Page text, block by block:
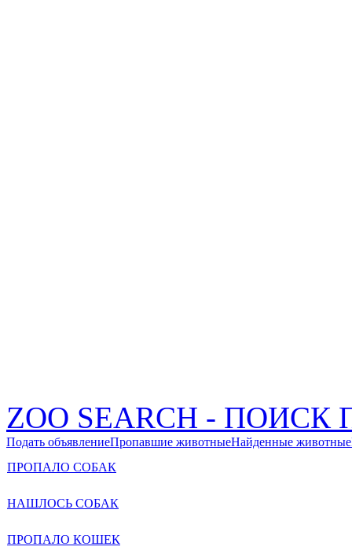
ZOO SEARCH -
Подать объявлениеПропавшие животныеНайденные животные
ПРОПАЛО СОБАК
НАШЛОСЬ СОБАК
ПРОПАЛО КОШЕК